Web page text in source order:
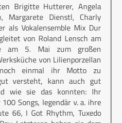
Brigitte Hutterer, Angela
Margarete Dienstl, Charly
als Vokalensemble Mix Dur
von Roland Lensch am
am 5. Mai zum großen
von Lilienporzellan
einmal ihr Motto zu
versteht, kann auch gut
wie sie das konnten: Ihr
Songs, legendär v. a. ihre
66, I Got Rhythm, Tuxedo